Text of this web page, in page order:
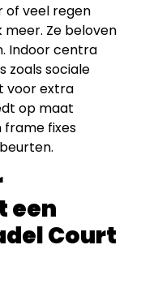
of veel regen
Ze beloven
Indoor centra
zoals sociale
voor extra
op maat
fixes
een
Court